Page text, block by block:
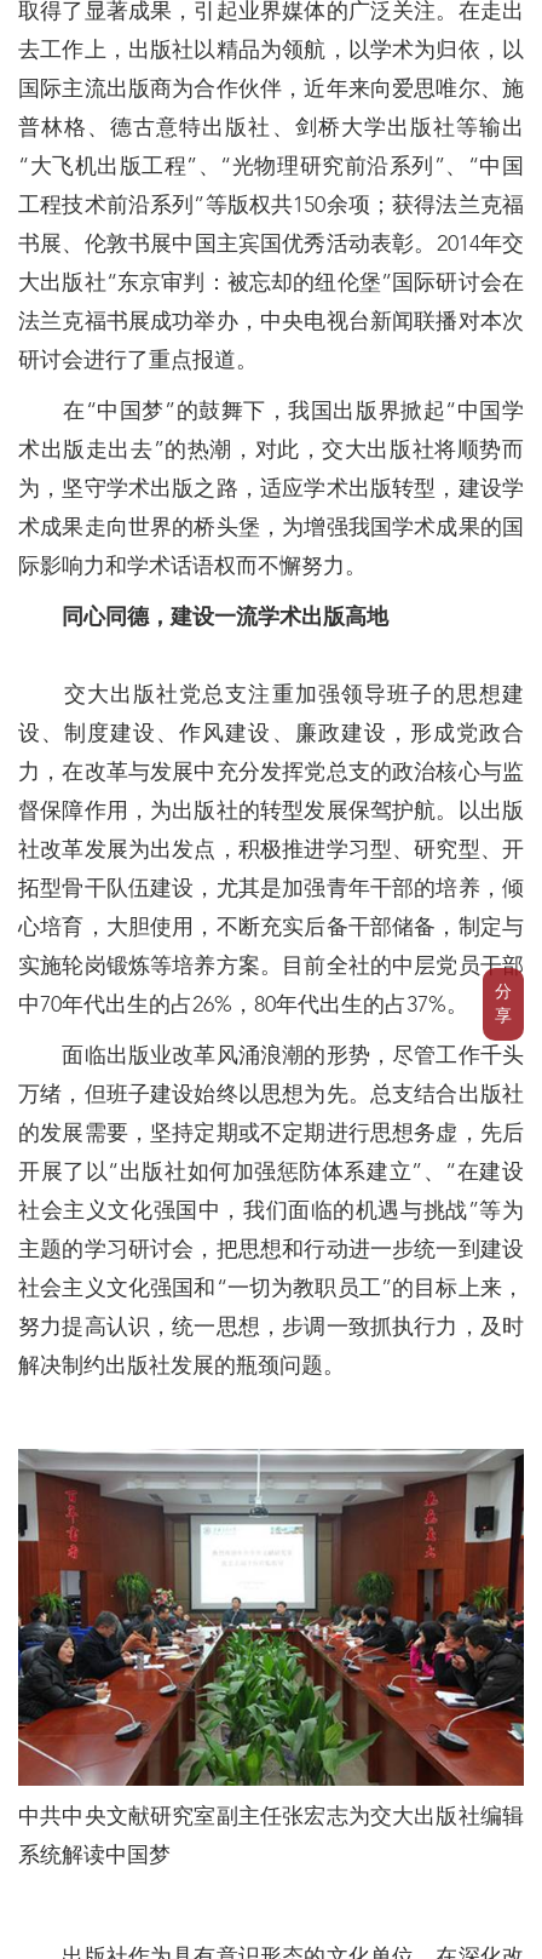
分
享
取得了显著成果，引起业界媒体的广泛关注。在走出
去工作上，出版社以精品为领航，以学术为归依，以
国际主流出版商为合作伙伴，近年来向爱思唯尔、施
普林格、德古意特出版社、剑桥大学出版社等输出
“大飞机出版工程”、“光物理研究前沿系列”、“中国
工程技术前沿系列”等版权共150余项；获得法兰克福
书展、伦敦书展中国主宾国优秀活动表彰。2014年交
大出版社“东京审判：被忘却的纽伦堡”国际研讨会在
法兰克福书展成功举办，中央电视台新闻联播对本次
研讨会进行了重点报道。
在“中国梦”的鼓舞下，我国出版界掀起“中国学
术出版走出去”的热潮，对此，交大出版社将顺势而
为，坚守学术出版之路，适应学术出版转型，建设学
术成果走向世界的桥头堡，为增强我国学术成果的国
际影响力和学术话语权而不懈努力。
同心同德，建设一流学术出版高地
交大出版社党总支注重加强领导班子的思想建
设、制度建设、作风建设、廉政建设，形成党政合
力，在改革与发展中充分发挥党总支的政治核心与监
督保障作用，为出版社的转型发展保驾护航。以出版
社改革发展为出发点，积极推进学习型、研究型、开
拓型骨干队伍建设，尤其是加强青年干部的培养，倾
心培育，大胆使用，不断充实后备干部储备，制定与
实施轮岗锻炼等培养方案。目前全社的中层党员干部
中70年代出生的占26%，80年代出生的占37%。
面临出版业改革风涌浪潮的形势，尽管工作千头
万绪，但班子建设始终以思想为先。总支结合出版社
的发展需要，坚持定期或不定期进行思想务虚，先后
开展了以“出版社如何加强惩防体系建立”、“在建设
社会主义文化强国中，我们面临的机遇与挑战”等为
主题的学习研讨会，把思想和行动进一步统一到建设
社会主义文化强国和“一切为教职员工”的目标上来，
努力提高认识，统一思想，步调一致抓执行力，及时
解决制约出版社发展的瓶颈问题。
中共中央文献研究室副主任张宏志为交大出版社编辑
系统解读中国梦